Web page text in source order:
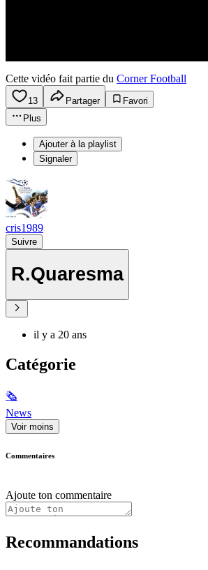
Cette vidéo fait partie du Corner Football
13 Partager
Favori
Plus
Ajouter à la playlist
Signaler
cris1989
Suivre
R.Quaresma
il y a 20 ans
Catégorie
🗞
News
Voir moins
Commentaires
Ajoute ton commentaire
Recommandations